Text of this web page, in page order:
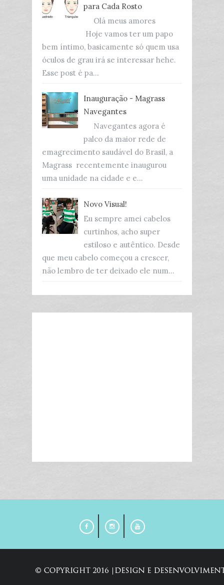
para Cada Rosto
Olá meus amores
Hoje vamos ter um papo
bem íntimo, basicamente só quem usa
óculos de grau irá se interessar hehe.
Esse post é pa...
Inauguração - Magrass
Navegantes
Navegantes agora é
palco da maior rede de
emagrecimento saudável do Brasil, a
Magrass recentemente inaugurou
uma unidade na cidade e e...
Novo Visual!
Eu sempre amei cabelos
curtinhos, acho super
estiloso e autêntico. Desde
que meu cabelo começou a crescer,
não lembro de ter deixado ele num...